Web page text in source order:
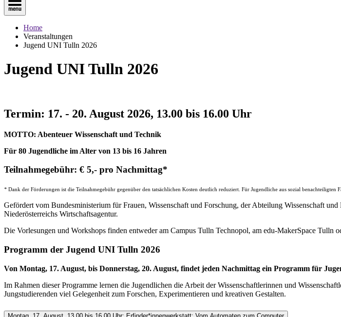
Home
Veranstaltungen
Jugend UNI Tulln 2026
Jugend UNI Tulln 2026
Termin: 17. - 20. August 2026, 13.00 bis 16.00 Uhr
MOTTO: Abenteuer Wissenschaft und Technik
Für 80 Jugendliche im Alter von 13 bis 16 Jahren
Teilnahmegebühr: € 5,- pro Nachmittag*
* Dank der Förderungen ist die Teilnahmegebühr gegenüber den tatsächlichen Kosten deutlich reduziert. Für Jugendliche aus sozial benachteiligten
Gefördert vom Bundesministerium für Frauen, Wissenschaft und Forschung, der Abteilung Wissenschaft
Niederösterreichs Wirtschaftsagentur.
Die Vorlesungen und Workshops finden entweder am Campus Tulln Technopol, am edu-MakerSpace
Programm der Jugend UNI Tulln 2026
Von Montag, 17. August, bis Donnerstag, 20. August, findet jeden Nachmittag ein Programm für
Im Rahmen dieser Programme lernen die Jugendlichen die Arbeit der Wissenschaftlerinnen und
Jungstudierenden viel Gelegenheit zum Forschen, Experimentieren und kreativen Gestalten.